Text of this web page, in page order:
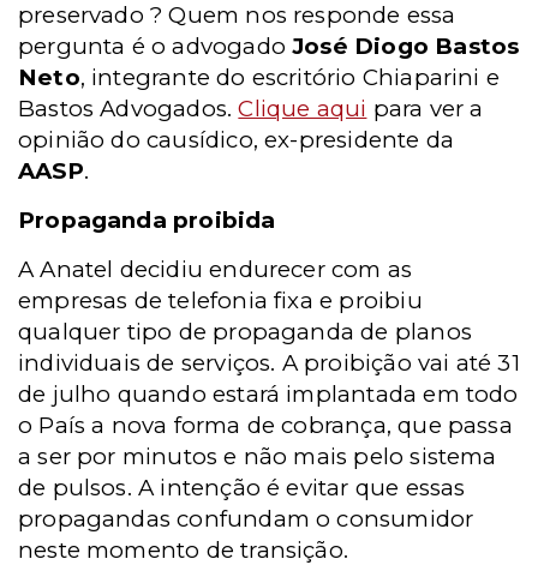
preservado ? Quem nos responde essa
pergunta é o advogadoJosé Diogo Bastos
Neto, integrante do escritório Chiaparini e
Bastos Advogados.Clique aqui para ver a
opinião do causídico, ex-presidente da
AASP.
Propaganda proibida
A Anatel decidiu endurecer com as
empresas de telefonia fixa e proibiu
qualquer tipo de propaganda de planos
individuais de serviços. A proibição vai até 31
de julho quando estará implantada em todo
o País a nova forma de cobrança, que passa
a ser por minutos e não mais pelo sistema
de pulsos. A intenção é evitar que essas
propagandas confundam o consumidor
neste momento de transição.